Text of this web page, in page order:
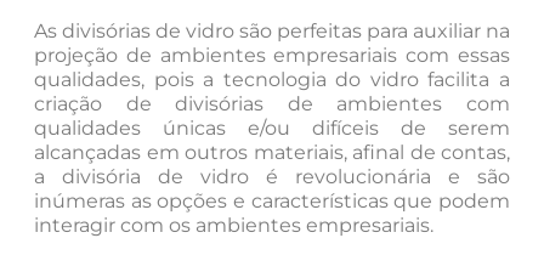
As divisórias de vidro são perfeitas para auxiliar na
projeção de ambientes empresariais com essas
qualidades, pois a tecnologia do vidro facilita a
criação de divisórias de ambientes com
qualidades únicas e/ou difíceis de serem
alcançadas em outros materiais, afinal de contas,
a divisória de vidro é revolucionária e são
inúmeras as opções e características que podem
interagir com os ambientes empresariais.